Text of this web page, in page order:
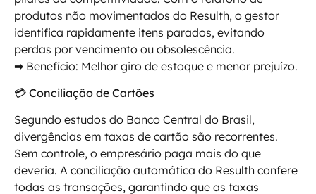
produtos não movimentados do Resulth, o gestor
identifica rapidamente itens parados, evitando
perdas por vencimento ou obsolescência.
➡ Benefício: Melhor giro de estoque e menor prejuízo.
💳 Conciliação de Cartões
Segundo estudos do Banco Central do Brasil,
divergências em taxas de cartão são recorrentes.
Sem controle, o empresário paga mais do que
deveria. A conciliação automática do Resulth confere
todas as transações, garantindo que as taxas